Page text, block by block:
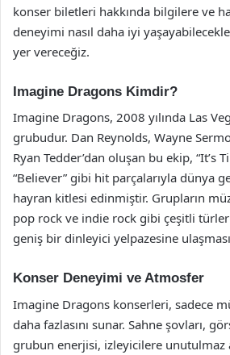
konser biletleri hakkında bilgilere ve
deneyimi nasıl daha iyi
yer vereceğiz.
Imagine Dragons Kimdir?
Imagine Dragons, 2008 yılında Las
grubudur. Dan Reynolds, Wayne
Ryan Tedder’dan oluşan bu ekip, “It’s
“Believer” gibi hit parçalarıyla dünya
hayran kitlesi edinmiştir. Grupların
pop rock ve indie rock gibi çeşitli
geniş bir dinleyici yelpazesine
Konser Deneyimi ve Atmosfer
Imagine Dragons konserleri, sadece
daha fazlasını sunar. Sahne şovları,
grubun enerjisi, izleyicilere unutulmaz